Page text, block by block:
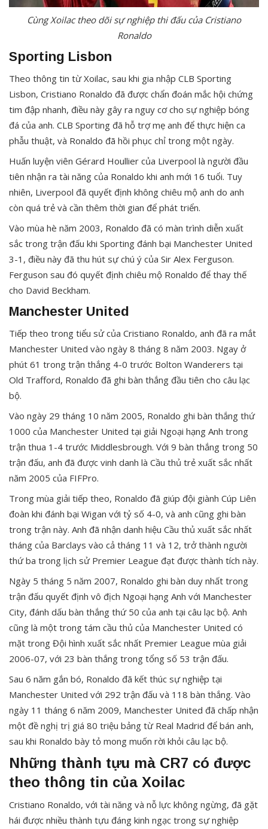
Cùng Xoilac theo dõi sự nghiệp thi đấu của Cristiano
Ronaldo
Sporting Lisbon
Theo thông tin từ Xoilac, sau khi gia nhập CLB Sporting
Lisbon, Cristiano Ronaldo đã được chẩn đoán mắc hội chứng
tim đập nhanh, điều này gây ra nguy cơ cho sự nghiệp bóng
đá của anh. CLB Sporting đã hỗ trợ mẹ anh để thực hiện ca
phẫu thuật, và Ronaldo đã hồi phục chỉ trong một ngày.
Huấn luyện viên Gérard Houllier của Liverpool là người đầu
tiên nhận ra tài năng của Ronaldo khi anh mới 16 tuổi. Tuy
nhiên, Liverpool đã quyết định không chiêu mộ anh do anh
còn quá trẻ và cần thêm thời gian để phát triển.
Vào mùa hè năm 2003, Ronaldo đã có màn trình diễn xuất
sắc trong trận đấu khi Sporting đánh bại Manchester United
3-1, điều này đã thu hút sự chú ý của Sir Alex Ferguson.
Ferguson sau đó quyết định chiêu mộ Ronaldo để thay thế
cho David Beckham.
Manchester United
Tiếp theo trong tiểu sử của Cristiano Ronaldo, anh đã ra mắt
Manchester United vào ngày 8 tháng 8 năm 2003. Ngay ở
phút 61 trong trận thắng 4-0 trước Bolton Wanderers tại
Old Trafford, Ronaldo đã ghi bàn thắng đầu tiên cho câu lạc
bộ.
Vào ngày 29 tháng 10 năm 2005, Ronaldo ghi bàn thắng thứ
1000 của Manchester United tại giải Ngoại hạng Anh trong
trận thua 1-4 trước Middlesbrough. Với 9 bàn thắng trong 50
trận đấu, anh đã được vinh danh là Cầu thủ trẻ xuất sắc nhất
năm 2005 của FIFPro.
Trong mùa giải tiếp theo, Ronaldo đã giúp đội giành Cúp Liên
đoàn khi đánh bại Wigan với tỷ số 4-0, và anh cũng ghi bàn
trong trận này. Anh đã nhận danh hiệu Cầu thủ xuất sắc nhất
tháng của Barclays vào cả tháng 11 và 12, trở thành người
thứ ba trong lịch sử Premier League đạt được thành tích này.
Ngày 5 tháng 5 năm 2007, Ronaldo ghi bàn duy nhất trong
trận đấu quyết định vô địch Ngoại hạng Anh với Manchester
City, đánh dấu bàn thắng thứ 50 của anh tại câu lạc bộ. Anh
cũng là một trong tám cầu thủ của Manchester United có
mặt trong Đội hình xuất sắc nhất Premier League mùa giải
2006-07, với 23 bàn thắng trong tổng số 53 trận đấu.
Sau 6 năm gắn bó, Ronaldo đã kết thúc sự nghiệp tại
Manchester United với 292 trận đấu và 118 bàn thắng. Vào
ngày 11 tháng 6 năm 2009, Manchester United đã chấp nhận
một đề nghị trị giá 80 triệu bảng từ Real Madrid để bán anh,
sau khi Ronaldo bày tỏ mong muốn rời khỏi câu lạc bộ.
Những thành tựu mà CR7 có được
theo thông tin của Xoilac
Cristiano Ronaldo, với tài năng và nỗ lực không ngừng, đã gặt
hái được nhiều thành tựu đáng kinh ngạc trong sự nghiệp